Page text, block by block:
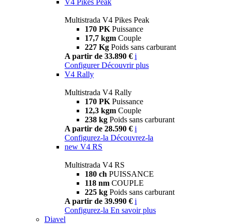
Multistrada V4 Pikes Peak
170 PK Puissance
17,7 kgm Couple
227 Kg Poids sans carburant
A partir de 33.890 € i
Configurer Découvrir plus
V4 Rally
Multistrada V4 Rally
170 PK Puissance
12,3 kgm Couple
238 kg Poids sans carburant
A partir de 28.590 € i
Configurez-la Découvrez-la
new V4 RS
Multistrada V4 RS
180 ch PUISSANCE
118 nm COUPLE
225 kg Poids sans carburant
A partir de 39.990 € i
Configurez-la En savoir plus
Diavel